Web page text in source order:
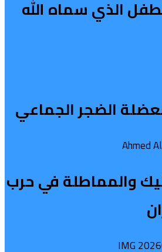
الذي سماه الله
الضجر الجماعي
والمماطلة في حرب